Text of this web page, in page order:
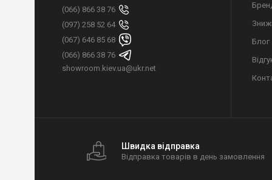
(066) 866 38 76
(097) 258 52 64
(067) 646 85 68
(066) 866 38 76
showroom.kiev.ua@ukr.net
Блог
Швидка відправка
Відправка товарів в день замовлення